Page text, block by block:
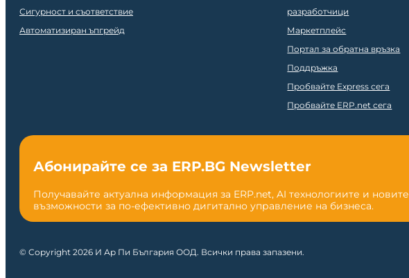
Сигурност и съответствие
Автоматизиран ъпгрейд
разработчици
Маркетплейс
Портал за обратна връзка
Поддръжка
Пробвайте Express сега
Пробвайте ERP.net сега
Абонирайте се за ERP.BG Newsletter
Получавайте актуална информация за ERP.net, AI технологиите и новите
възможности за по-ефективно дигитално управление на бизнеса.
© Copyright 2026 И Ар Пи България ООД. Всички права запазени.